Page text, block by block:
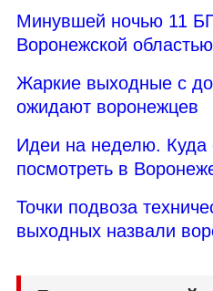
Минувшей ночью 11
Воронежской областью
Жаркие выходные с
ожидают воронежцев
Идеи на неделю. Куда
посмотреть в
Точки подвоза
выходных назвали